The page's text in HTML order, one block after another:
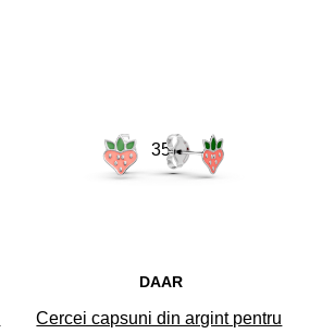
35
DAAR
Cercei capsuni din argint pentru